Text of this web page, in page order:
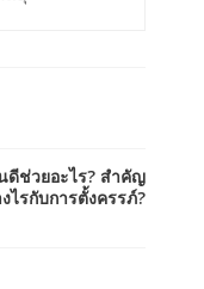
ดีช่วยอะไร? สำคัญ
ไรกับการตั้งครรภ์?